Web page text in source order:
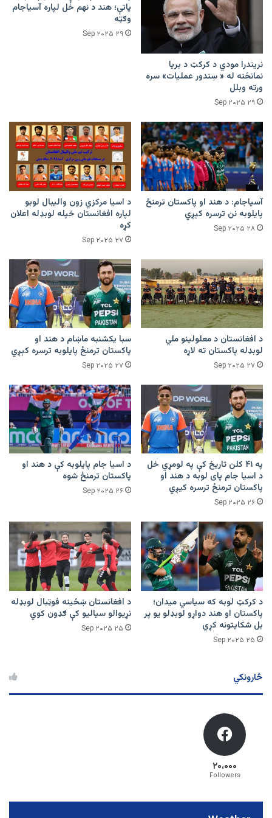
نریندرا مودي د کرکټ د بریا
نمانځنه له « سِندور عملیات» سره
ورته وبلل
۲۹ Sep ۲۰۲۵
پاتې؛ هند د نهم ځل لپاره آسیاجام
وګټه
۲۹ Sep ۲۰۲۵
آسیاجام: د هند او پاکستان ترمنځ
پایلوبه نن ترسره کېږي
۲۸ Sep ۲۰۲۵
د اسیا مرکزي زون والیبال لوبو
لپاره افغانستان خپله لوبډله اعلان
کړه
۲۷ Sep ۲۰۲۵
د افغانستان د معلولینو ملي
لوبډله پاکستان ته لاړه
۲۷ Sep ۲۰۲۵
سبا یکشنبه ماښام د هند او
پاکستان ترمنځ پایلوبه ترسره کېږي
۲۷ Sep ۲۰۲۵
په ۴۱ کلن تاریخ کې په لومړي ځل
د اسیا جام پای لوبه د هند او
پاکستان ترمنځ ترسره کیږي
۲۶ Sep ۲۰۲۵
د اسیا جام پایلوبه کې د هند او
پاکستان ترمنځ شوه
۲۶ Sep ۲۰۲۵
د کرکټ لوبه که سیاسي میدان؛
پاکستان او هند دواړو لوبډلو یو پر
بل شکایتونه کړي
۲۵ Sep ۲۰۲۵
د افغانستان ښځينه فوټبال لوبډله
نړیوالو سیالیو کې ګډون کوي
۲۵ Sep ۲۰۲۵
څارونکي
۲۰،۰۰۰
Followers